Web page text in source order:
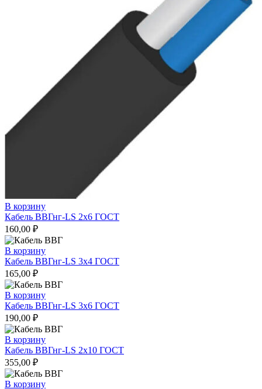
В корзину
Кабель ВВГнг-LS 2х6 ГОСТ
160,00 ₽
В корзину
Кабель ВВГнг-LS 3х4 ГОСТ
165,00 ₽
В корзину
Кабель ВВГнг-LS 3х6 ГОСТ
190,00 ₽
В корзину
Кабель ВВГнг-LS 2х10 ГОСТ
355,00 ₽
В корзину